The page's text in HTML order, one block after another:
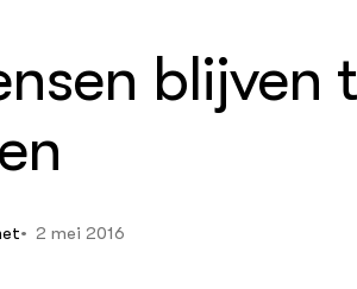
blijven
2 mei 2016